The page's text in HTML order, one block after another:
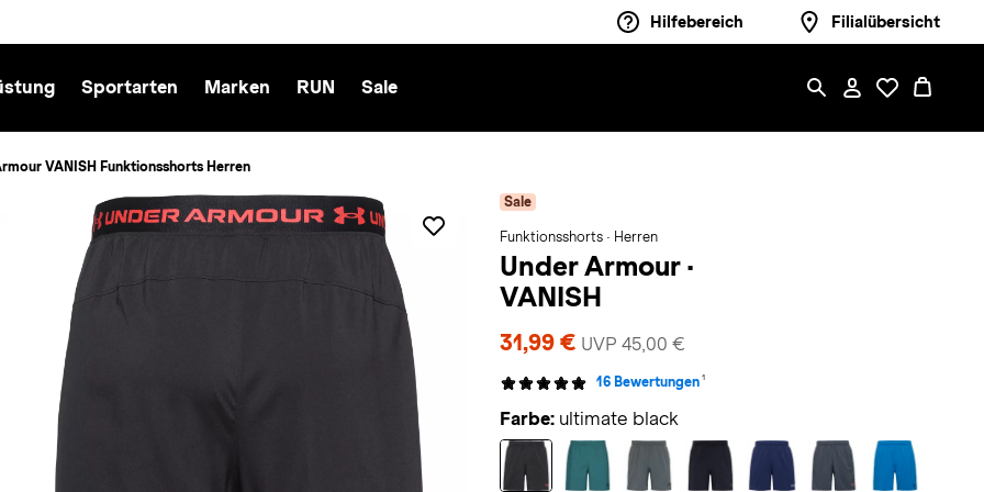
Hilfebereich Filialübersicht
Sportarten Marken RUN Sale
VANISH Funktionsshorts Herren
Sale
Funktionsshorts · Herren
Under Armour ·
VANISH
31,99 € UVP 45,00 €
16 Bewertungen 1
Farbe: ultimate black